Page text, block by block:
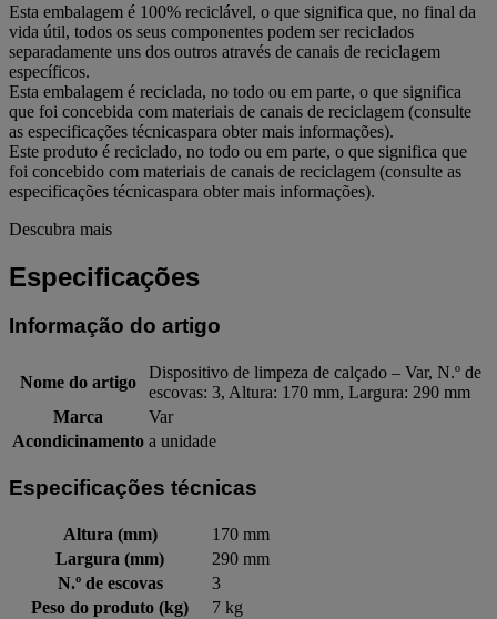
Esta embalagem é 100% reciclável, o que significa que, no final da
vida útil, todos os seus componentes podem ser reciclados
separadamente uns dos outros através de canais de reciclagem
específicos.
Esta embalagem é reciclada, no todo ou em parte, o que significa
que foi concebida com materiais de canais de reciclagem (consulte
as especificações técnicaspara obter mais informações).
Este produto é reciclado, no todo ou em parte, o que significa que
foi concebido com materiais de canais de reciclagem (consulte as
especificações técnicaspara obter mais informações).
Descubra mais
Especificações
Informação do artigo
Nome do artigo
Dispositivo de limpeza de calçado – Var, N.º de
escovas: 3, Altura: 170 mm, Largura: 290 mm
Marca
Var
Acondicinamento a unidade
Especificações técnicas
Altura (mm)
170 mm
Largura (mm)
290 mm
N.º de escovas
3
Peso do produto (kg)
7 kg